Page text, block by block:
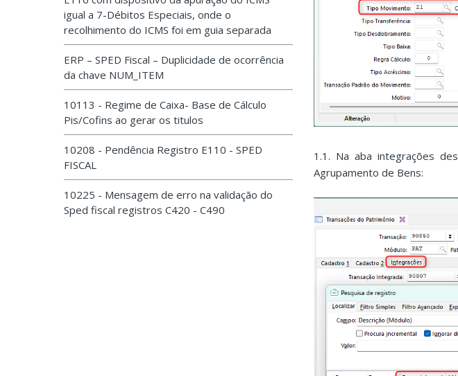
igual a 7-Débitos Especiais, onde o
recolhimento do ICMS foi em guia separada
ERP – SPED Fiscal – Duplicidade de ocorrência
da chave NUM_ITEM
10113 - Regime de Caixa- Base de Cálculo
Pis/Cofins ao gerar os titulos
10208 - Pendência Registro E110 - SPED
FISCAL
10225 - Mensagem de erro na validação do
Sped fiscal registros C420 - C490
1.1. Na aba integrações
Agrupamento de Bens: